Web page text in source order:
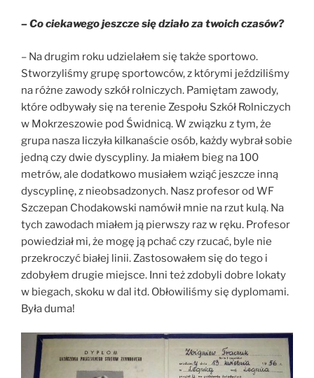
– Co ciekawego jeszcze się działo za twoich czasów?
– Na drugim roku udzielałem się także sportowo.
Stworzyliśmy grupę sportowców, z którymi jeździliśmy
na różne zawody szkół rolniczych. Pamiętam zawody,
które odbywały się na terenie Zespołu Szkół Rolniczych
w Mokrzeszowie pod Świdnicą. W związku z tym, że
grupa nasza liczyła kilkanaście osób, każdy wybrał sobie
jedną czy dwie dyscypliny. Ja miałem bieg na 100
metrów, ale dodatkowo musiałem wziąć jeszcze inną
dyscyplinę, z nieobsadzonych. Nasz profesor od WF
Szczepan Chodakowski namówił mnie na rzut kulą. Na
tych zawodach miałem ją pierwszy raz w ręku. Profesor
powiedział mi, że mogę ją pchać czy rzucać, byle nie
przekroczyć białej linii. Zastosowałem się do tego i
zdobyłem drugie miejsce. Inni też zdobyli dobre lokaty
w biegach, skoku w dal itd. Obłowiliśmy się dyplomami.
Była duma!